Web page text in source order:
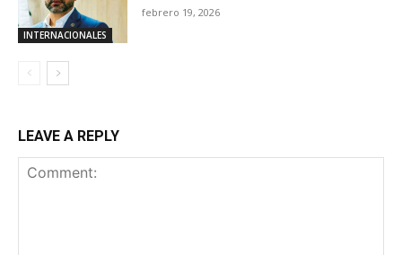
INTERNACIONALES
febrero 19, 2026
LEAVE A REPLY